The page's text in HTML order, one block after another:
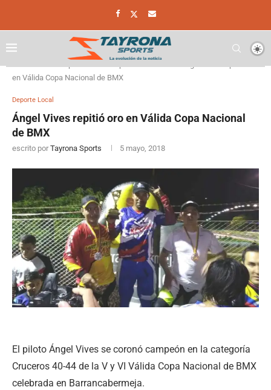
en Válida Copa Nacional de BMX
Deporte Local
Ángel Vives repitió oro en Válida Copa Nacional
de BMX
escrito por Tayrona Sports 5 mayo, 2018
El piloto Ángel Vives se coronó campeón en la categoría
Cruceros 40-44 de la V y VI Válida Copa Nacional de BMX
celebrada en Barrancabermeja.